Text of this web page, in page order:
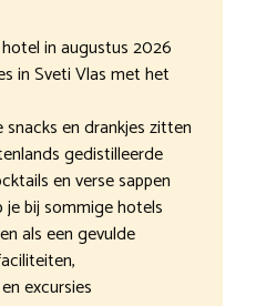
in augustus 2026
in Sveti Vlas met het
snacks en drankjes zitten
gedistilleerde
en verse sappen
je bij sommige hotels
als een gevulde
excursies